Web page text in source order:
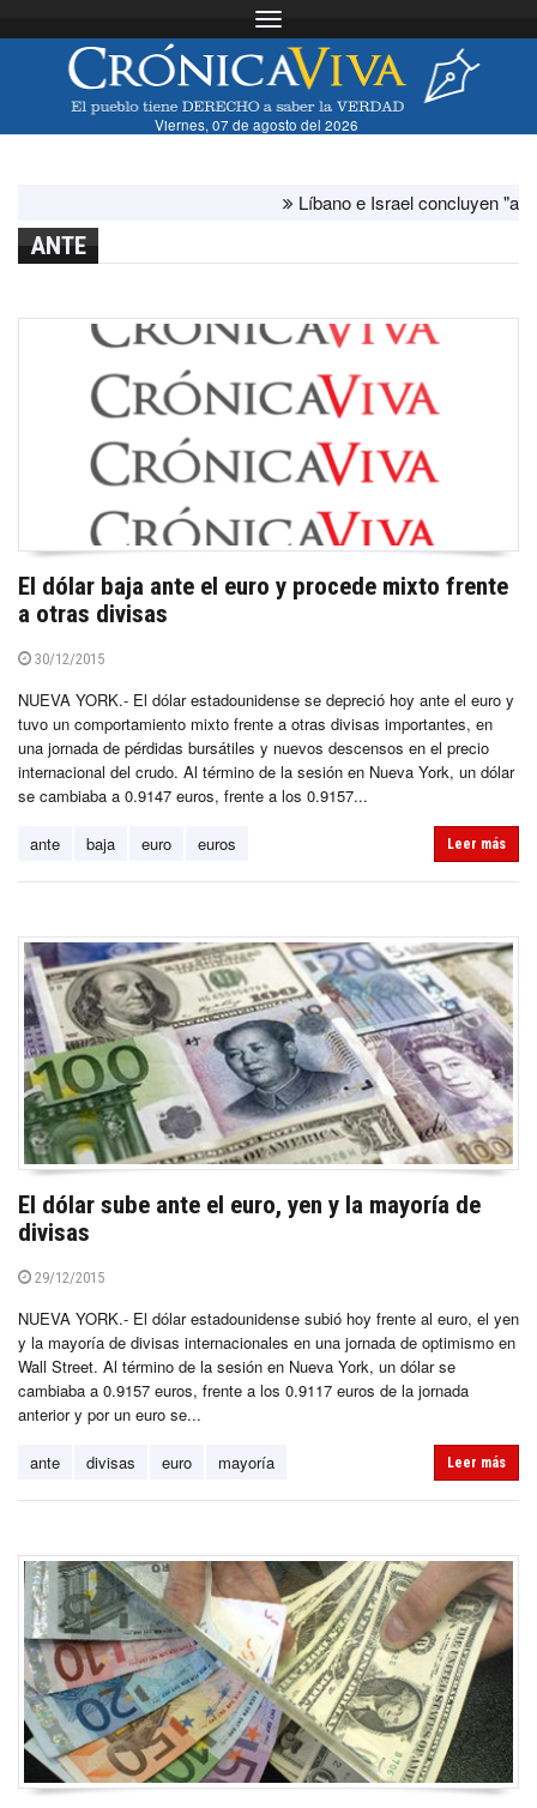
Toggle navigation
Viernes, 07 de agosto del 2026
Líbano e Israel concluyen "antes
ANTE
El dólar baja ante el euro y procede mixto frente
a otras divisas
30/12/2015
NUEVA YORK.- El dólar estadounidense se depreció hoy ante el euro y
tuvo un comportamiento mixto frente a otras divisas importantes, en
una jornada de pérdidas bursátiles y nuevos descensos en el precio
internacional del crudo. Al término de la sesión en Nueva York, un dólar
se cambiaba a 0.9147 euros, frente a los 0.9157...
ante baja euro euros Leer más
El dólar sube ante el euro, yen y la mayoría de
divisas
29/12/2015
NUEVA YORK.- El dólar estadounidense subió hoy frente al euro, el yen
y la mayoría de divisas internacionales en una jornada de optimismo en
Wall Street. Al término de la sesión en Nueva York, un dólar se
cambiaba a 0.9157 euros, frente a los 0.9117 euros de la jornada
anterior y por un euro se...
ante divisas euro mayoría Leer más